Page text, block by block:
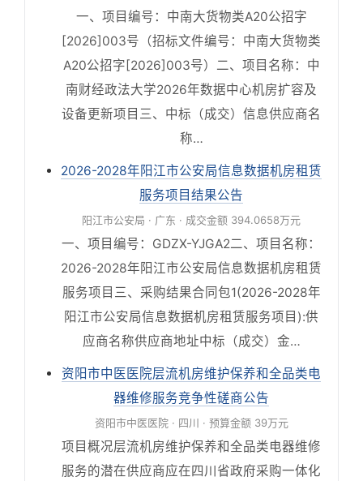
一、项目编号：中南大货物类A20公招字
[2026]003号（招标文件编号：中南大货物类
A20公招字[2026]003号）二、项目名称：中
南财经政法大学2026年数据中心机房扩容及
设备更新项目三、中标（成交）信息供应商名
称…
2026-2028年阳江市公安局信息数据机房租赁
服务项目结果公告
阳江市公安局 · 广东 · 成交金额 394.0658万元
一、项目编号：GDZX-YJGA2二、项目名称：
2026-2028年阳江市公安局信息数据机房租赁
服务项目三、采购结果合同包1(2026-2028年
阳江市公安局信息数据机房租赁服务项目):供
应商名称供应商地址中标（成交）金…
资阳市中医医院层流机房维护保养和全品类电
器维修服务竞争性磋商公告
资阳市中医医院 · 四川 · 预算金额 39万元
项目概况层流机房维护保养和全品类电器维修
服务的潜在供应商应在四川省政府采购一体化